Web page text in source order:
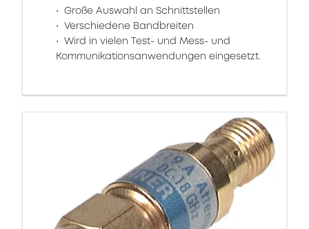
Große Auswahl an Schnittstellen
Verschiedene Bandbreiten
Wird in vielen Test- und Mess- und
Kommunikationsanwendungen eingesetzt.